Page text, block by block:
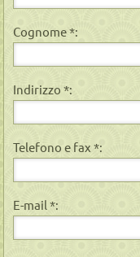
Cognome *:
Indirizzo *:
Telefono e fax *:
E-mail *: